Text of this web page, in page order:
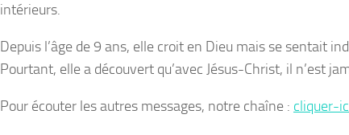
intérieurs.
Depuis l’âge de 9 ans, elle croit en Dieu mais se sentait
Pourtant, elle a découvert qu’avec Jésus-Christ, il n’est
Pour écouter les autres messages, notre chaîne : cliquer-